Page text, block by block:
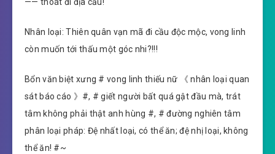
—— thoát đi địa cầu!
Nhân loại: Thiên quân vạn mã đi cầu độc mộc, vong linh
còn muốn tới thấu một góc nhi?!!!
Bổn văn biệt xưng # vong linh thiếu nữ 《 nhân loại quan
sát báo cáo 》#, # giết người bất quá gật đầu mà, trát
tâm không phải thật anh hùng #, # đường nghiên tâm
phân loại pháp: Đệ nhất loại, có thể ăn; đệ nhị loại, không
thể ăn! #~